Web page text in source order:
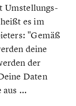
Umstellungs-
es im
"Gemäß
deine
der
Daten
aus ...